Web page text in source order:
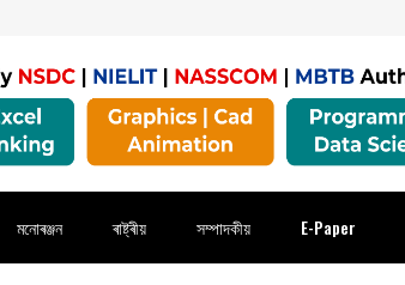
মনোৰঞ্জন ৰাষ্ট্ৰীয় সম্পাদকীয় E-Paper